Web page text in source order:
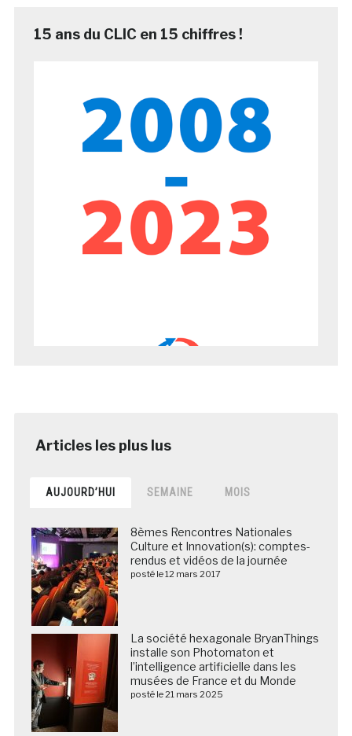
15 ans du CLIC en 15 chiffres !
AUJOURD’HUI SEMAINE MOIS
8èmes Rencontres Nationales
Culture et Innovation(s): comptes-
rendus et vidéos de la journée
posté le 12 mars 2017
La société hexagonale BryanThings
installe son Photomaton et
l’intelligence artificielle dans les
musées de France et du Monde
posté le 21 mars 2025